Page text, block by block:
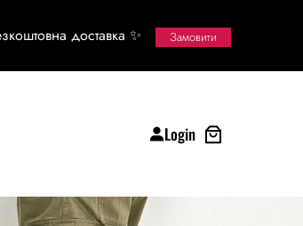
доставка ✨ Замовити
Login